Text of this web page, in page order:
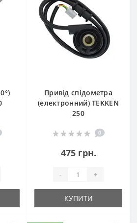
Привід спідометра
(електронний) TEKKEN
250
0
475 грн.
- +
КУПИТИ